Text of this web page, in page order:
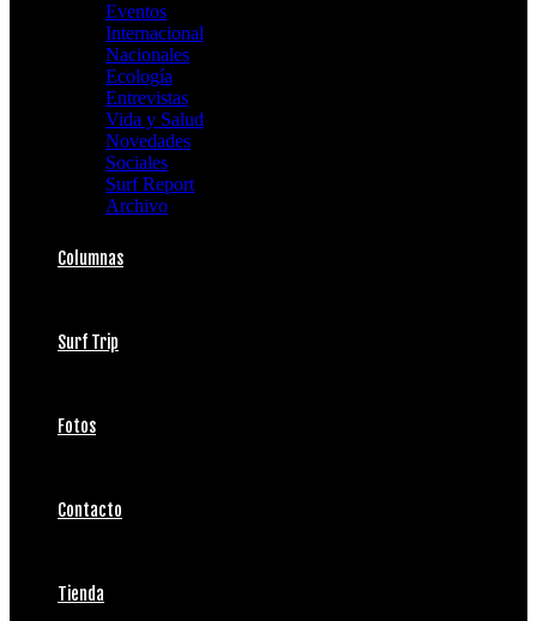
Eventos
Internacional
Nacionales
Ecología
Entrevistas
Vida y Salud
Novedades
Sociales
Surf Report
Archivo
Columnas
Surf Trip
Fotos
Contacto
Tienda